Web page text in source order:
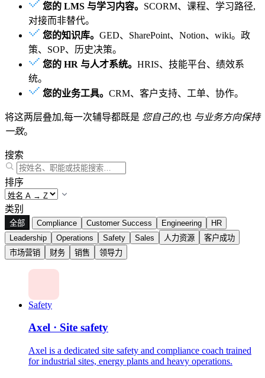
您的 LMS 与学习内容。 SCORM、课程、学习路径,
对接而非替代。
您的知识库。 GED、SharePoint、Notion、wiki。政
策、SOP、历史决策。
您的 HR 与人才系统。 HRIS、技能平台、绩效系
统。
您的业务工具。 CRM、客户支持、工单、协作。
将这两层叠加,每一次辅导都既是 您自己的,也 与业务方向保持
一致。
搜索
排序
类别
全部 Compliance Customer Success Engineering
HR
Leadership
Operations Safety Sales 人力资源
客户成功
市场营销
财务 销售 领导力
Safety
Axel · Site safety
Axel is a dedicated site safety and compliance coach trained
for industrial sites, energy plants and heavy operations.